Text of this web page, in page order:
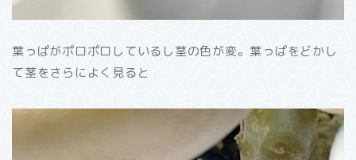
葉っぱがポロポロしているし茎の色が変。葉っぱをどかし
て茎をさらによく見ると